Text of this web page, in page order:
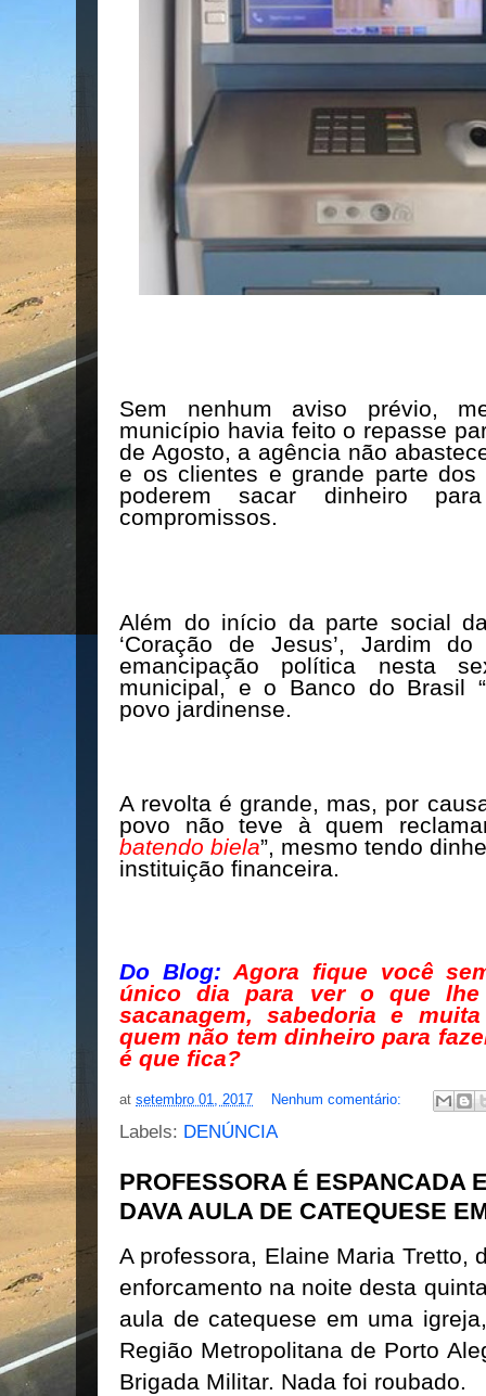
Sem nenhum aviso prévio,
município havia feito o repasse
de Agosto, a agência não
e os clientes e grande parte dos
poderem sacar dinheiro
compromissos.
Além do início da parte social
‘Coração de Jesus’, Jardim
emancipação política nesta
municipal, e o Banco do Brasil
povo jardinense.
A revolta é grande, mas, por
povo não teve à quem
batendo biela”, mesmo tendo
instituição financeira.
Do Blog: Agora fique você
único dia para ver o que lhe
sacanagem, sabedoria e
quem não tem dinheiro para
é que fica?
at setembro 01, 2017 Nenhum comentário:
Labels: DENÚNCIA
PROFESSORA É ESPANCADA
DAVA AULA DE CATEQUESE
A professora, Elaine Maria Tretto,
enforcamento na noite desta
aula de catequese em uma
Região Metropolitana de Porto
Brigada Militar. Nada foi roubado.